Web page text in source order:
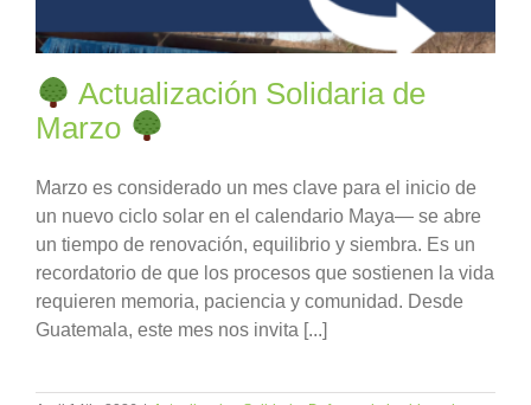
Actualización Solidaria de
Marzo
Marzo es considerado un mes clave para el inicio de
un nuevo ciclo solar en el calendario Maya— se abre
un tiempo de renovación, equilibrio y siembra. Es un
recordatorio de que los procesos que sostienen la vida
requieren memoria, paciencia y comunidad. Desde
Guatemala, este mes nos invita [...]